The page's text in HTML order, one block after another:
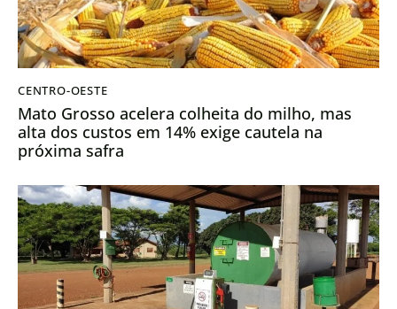
CENTRO-OESTE
Mato Grosso acelera colheita do milho, mas
alta dos custos em 14% exige cautela na
próxima safra